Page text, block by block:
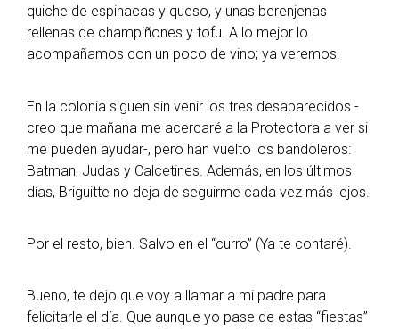
quiche de espinacas y queso, y unas berenjenas
rellenas de champiñones y tofu. A lo mejor lo
acompañamos con un poco de vino; ya veremos.
En la colonia siguen sin venir los tres desaparecidos -
creo que mañana me acercaré a la Protectora a ver si
me pueden ayudar-, pero han vuelto los bandoleros:
Batman, Judas y Calcetines. Además, en los últimos
días, Briguitte no deja de seguirme cada vez más lejos.
Por el resto, bien. Salvo en el “curro” (Ya te contaré).
Bueno, te dejo que voy a llamar a mi padre para
felicitarle el día. Que aunque yo pase de estas “fiestas”